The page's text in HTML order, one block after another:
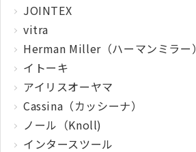
JOINTEX
vitra
Herman Miller（ハーマンミラー）
イトーキ
アイリスオーヤマ
Cassina（カッシーナ）
ノール（Knoll)
インタースツール